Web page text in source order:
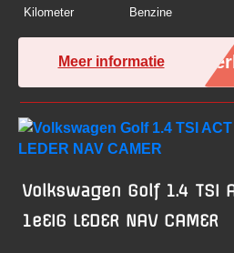
Kilometer
Benzine
Meer informatie
Volkswagen Golf 1.4 TSI
1eEIG LEDER NAV CAMER